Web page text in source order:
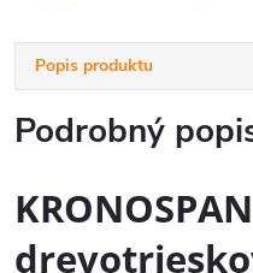
Popis produktu
Podrobný